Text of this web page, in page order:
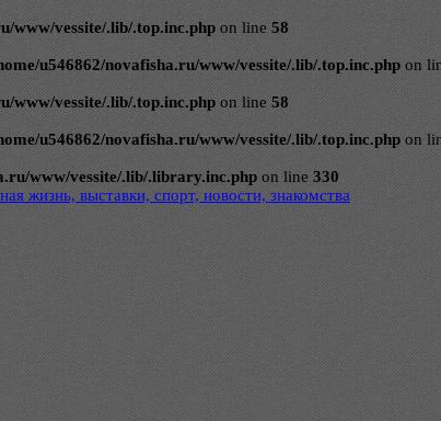
www/vessite/.lib/.top.inc.php on line 58
u546862/novafisha.ru/www/vessite/.lib/.top.inc.php on
www/vessite/.lib/.top.inc.php on line 58
u546862/novafisha.ru/www/vessite/.lib/.top.inc.php on
www/vessite/.lib/.library.inc.php on line 330
жизнь, выставки, спорт, новости, знакомства